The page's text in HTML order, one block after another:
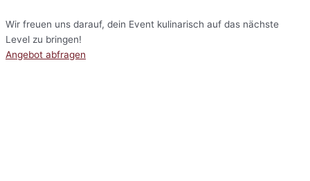
Wir freuen uns darauf, dein Event kulinarisch auf das nächste
Level zu bringen!
Angebot abfragen